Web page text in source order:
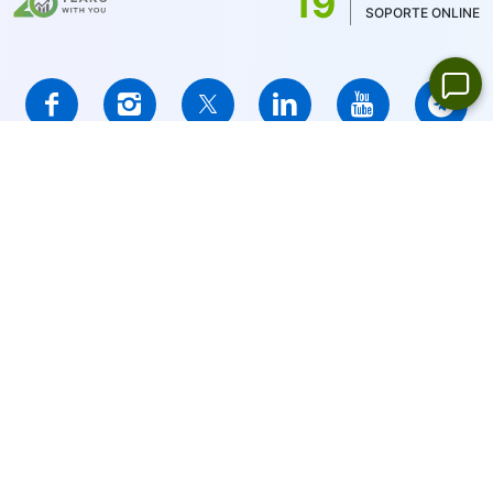
acciones de EE.UU. sólo 1 USD)
SOPORTE ONLINE